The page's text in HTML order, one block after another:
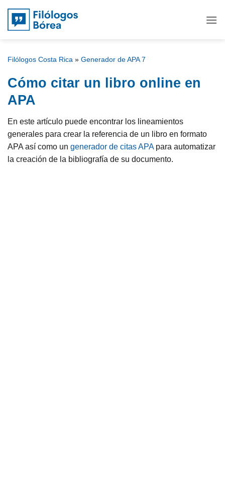
contenido
Filólogos Costa Rica » Generador de APA 7
Cómo citar un libro online en
APA
En este artículo puede encontrar los lineamientos
generales para crear la referencia de un libro en formato
APA así como un generador de citas APApara automatizar
la creación de la bibliografía de su documento.